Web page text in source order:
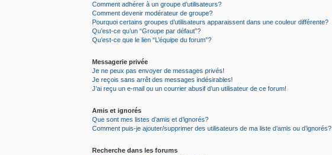
Comment adhérer à un groupe d’utilisateurs?
Comment devenir modérateur de groupe?
Pourquoi certains groupes d’utilisateurs apparaissent dans une couleur différente?
Qu’est-ce qu’un “Groupe par défaut”?
Qu’est-ce que le lien “L’équipe du forum”?
Messagerie privée
Je ne peux pas envoyer de messages privés!
Je reçois sans arrêt des messages indésirables!
J’ai reçu un e-mail ou un courrier abusif d’un utilisateur de ce forum!
Amis et ignorés
Que sont mes listes d’amis et d’ignorés?
Comment puis-je ajouter/supprimer des utilisateurs de ma liste d’amis ou d’ignorés?
Recherche dans les forums